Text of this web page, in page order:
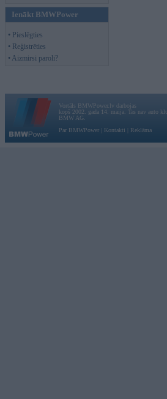
Ienākt BMWPower
• Pieslēgties
• Reģistrēties
• Aizmirsi paroli?
Vortāls BMWPower.lv darbojas
kopš 2002. gada 14. maija. Tas nav auto
BMW AG.
Par BMWPower
Kontakti Reklāma